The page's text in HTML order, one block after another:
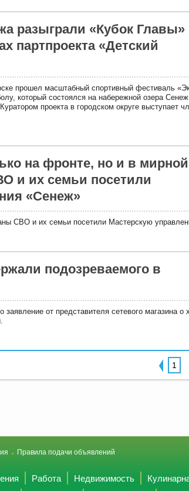
разыграли «Кубок Главы»
партпроекта «Детский
прошел масштабный спортивный фестиваль
который состоялся на набережной озера
проекта в городском округе выступает
на фронте, но и в мирной
и их семьи посетили
«Сенеж»
СВО и их семьи посетили Мастерскую
подозреваемого в
от представителя сетевого магазина о
1
Правила подачи объявлений
Работа Недвижимость